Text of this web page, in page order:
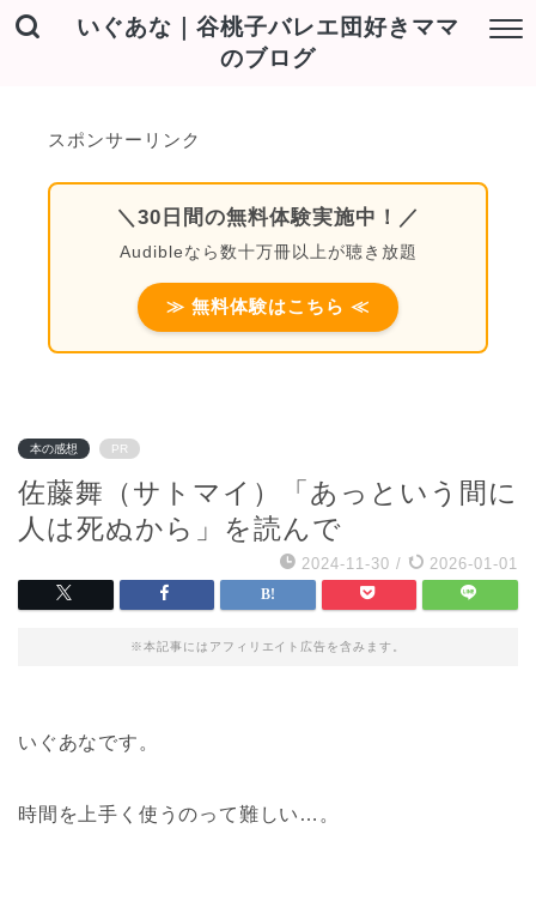
いぐあな｜谷桃子バレエ団好きママ
のブログ
スポンサーリンク
＼30日間の無料体験実施中！／
Audibleなら数十万冊以上が聴き放題
≫ 無料体験はこちら ≪
本の感想 PR
佐藤舞（サトマイ）「あっという間に
人は死ぬから」を読んで
2024-11-30 / 2026-01-01
※本記事にはアフィリエイト広告を含みます。
いぐあなです。
時間を上手く使うのって難しい…。